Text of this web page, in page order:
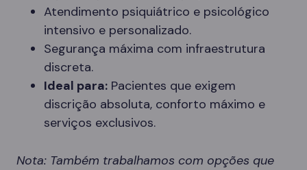
Atendimento psiquiátrico e psicológico
intensivo e personalizado.
Segurança máxima com infraestrutura
discreta.
Ideal para: Pacientes que exigem
discrição absoluta, conforto máximo e
serviços exclusivos.
Nota: Também trabalhamos com opções que